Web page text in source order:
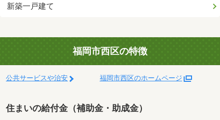
新築一戸建て
福岡市西区の特徴
公共サービスや治安 福岡市西区のホームページ
住まいの給付金（補助金・助成金）